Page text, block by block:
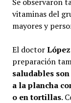
vitaminas del
mayores y
El doctor
preparación
saludables
a la plancha
o en tortillas.